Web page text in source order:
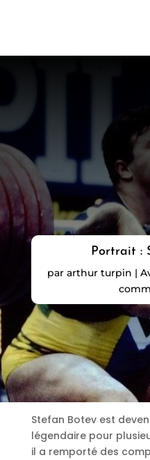
Portrait :
par arthur turpin |
Stefan Botev est
légendaire pour
il a remporté des